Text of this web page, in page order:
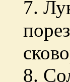
7.
8.